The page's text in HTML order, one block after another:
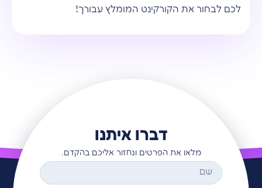
לכם לבחור את הקורקינט המומלץ עבורך!
דברו איתנו
מלאו את הפרטים ונחזור אליכם בהקדם.